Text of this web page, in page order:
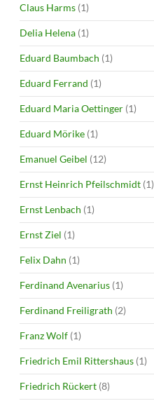
Claus Harms (1)
Delia Helena (1)
Eduard Baumbach (1)
Eduard Ferrand (1)
Eduard Maria Oettinger (1)
Eduard Mörike (1)
Emanuel Geibel (12)
Ernst Heinrich Pfeilschmidt (1)
Ernst Lenbach (1)
Ernst Ziel (1)
Felix Dahn (1)
Ferdinand Avenarius (1)
Ferdinand Freiligrath (2)
Franz Wolf (1)
Friedrich Emil Rittershaus (1)
Friedrich Rückert (8)